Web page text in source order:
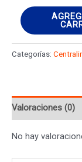
ECU
direção
OPEL
(S93)
i
12V
Categorías:
Valoraciones (0)
No hay